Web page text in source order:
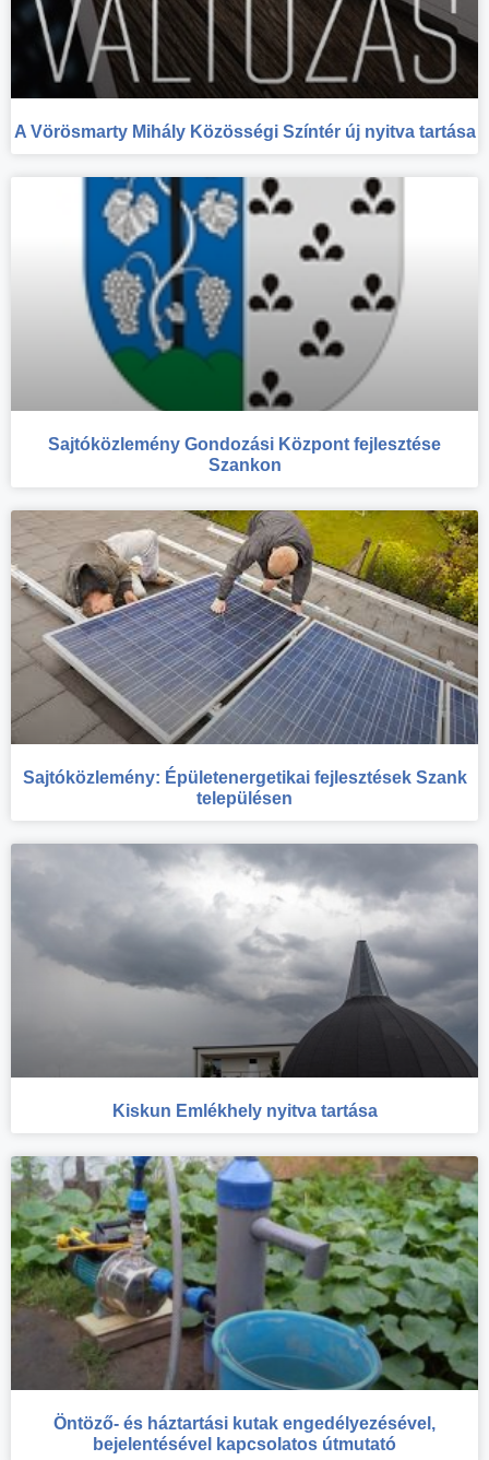
A Vörösmarty Mihály Közösségi Színtér új nyitva tartása
Sajtóközlemény Gondozási Központ fejlesztése
Szankon
Sajtóközlemény: Épületenergetikai fejlesztések Szank
településen
Kiskun Emlékhely nyitva tartása
Öntöző- és háztartási kutak engedélyezésével,
bejelentésével kapcsolatos útmutató